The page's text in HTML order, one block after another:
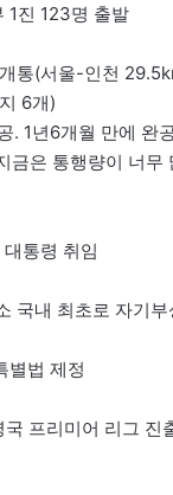
1진 123명 출발
통(서울-인천
6개)
1년6개월 만에 완
금은 통행량이 너무
통령 취임
국내 최초로 자기
별법 제정
프리미어 리그 진